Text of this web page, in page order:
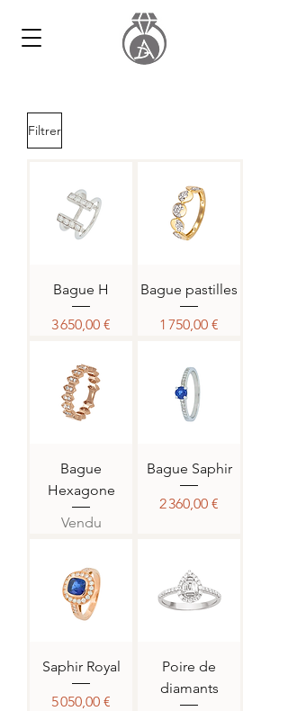
Filtrer
Bague H
Prix
3 650,00 €
Bague pastilles
Prix
1 750,00 €
Bague
Hexagone
Vendu
Bague Saphir
Prix
2 360,00 €
Saphir Royal
Prix
5 050,00 €
Poire de
diamants